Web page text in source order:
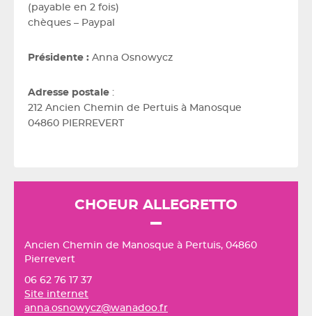
(payable en 2 fois)
chèques – Paypal
Présidente : Anna Osnowycz
Adresse postale :
212 Ancien Chemin de Pertuis à Manosque
04860 PIERREVERT
CHOEUR ALLEGRETTO
Ancien Chemin de Manosque à Pertuis, 04860
Pierrevert
06 62 76 17 37
Site internet
anna.osnowycz@wanadoo.fr